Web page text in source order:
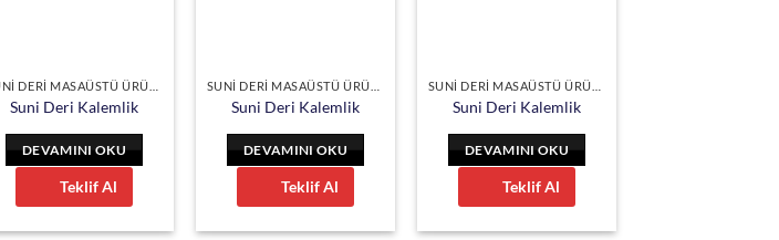
Suni Deri Kalemlik
DEVAMINI OKU
Teklif Al
Suni Deri Kalemlik
DEVAMINI OKU
Teklif Al
Suni Deri Kalemlik
DEVAMINI OKU
Teklif Al